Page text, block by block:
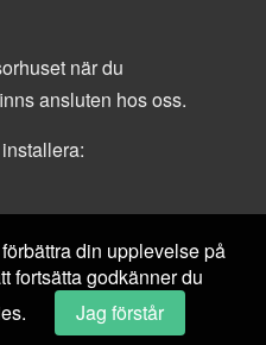
när du
ansluten hos oss.
din upplevelse på
fortsätta godkänner du
Jag förstår